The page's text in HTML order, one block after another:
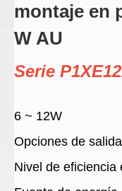
montaje en
W AU
Serie
6 ~ 12W
Opciones de
Nivel de eficiencia